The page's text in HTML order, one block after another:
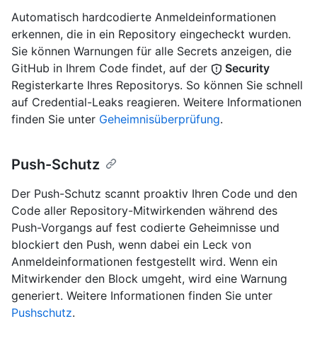
Automatisch hardcodierte Anmeldeinformationen
erkennen, die in ein Repository eingecheckt wurden.
Sie können Warnungen für alle Secrets anzeigen, die
GitHub in Ihrem Code findet, auf der
Security
Registerkarte Ihres Repositorys. So können Sie schnell
auf Credential-Leaks reagieren. Weitere Informationen
finden Sie unter Geheimnisüberprüfung.
Push-Schutz
Der Push-Schutz scannt proaktiv Ihren Code und den
Code aller Repository-Mitwirkenden während des
Push-Vorgangs auf fest codierte Geheimnisse und
blockiert den Push, wenn dabei ein Leck von
Anmeldeinformationen festgestellt wird. Wenn ein
Mitwirkender den Block umgeht, wird eine Warnung
generiert. Weitere Informationen finden Sie unter
Pushschutz.